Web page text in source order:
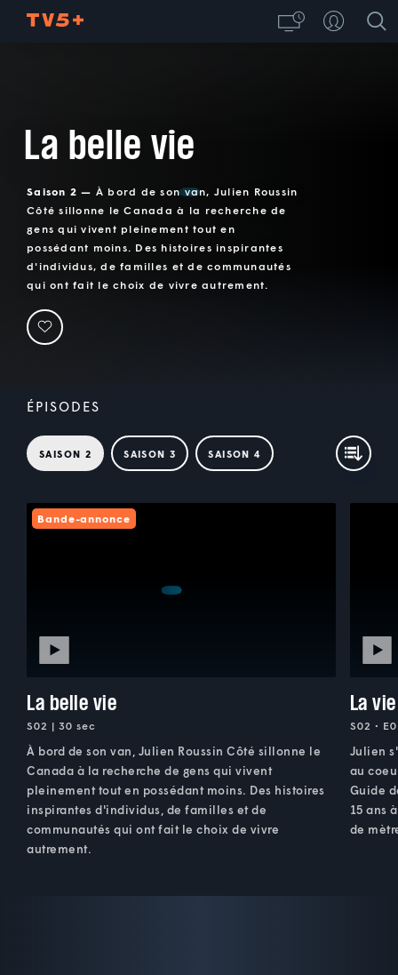
La belle vie
Saison 2 — À bord de son van, Julien Roussin
Côté sillonne le Canada à la recherche de
gens qui vivent pleinement tout en
possédant moins. Des histoires inspirantes
d'individus, de familles et de communautés
qui ont fait le choix de vivre autrement.
ÉPISODES
SAISON 2 SAISON 3 SAISON 4
Bande-annonce
La belle vie
S02 | 30 sec
À bord de son van, Julien Roussin Côté sillonne le
Canada à la recherche de gens qui vivent
pleinement tout en possédant moins. Des histoires
inspirantes d'individus, de familles et de
communautés qui ont fait le choix de vivre
autrement.
La
S02 •
Julien
au
Guide
15 ans
de